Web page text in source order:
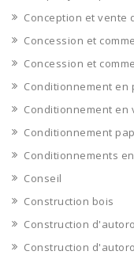
Conception et vente
Concession et
Concession et
Conditionnement en
Conditionnement en
Conditionnement
Conditionnements
Conseil
Construction bois
Construction
Construction